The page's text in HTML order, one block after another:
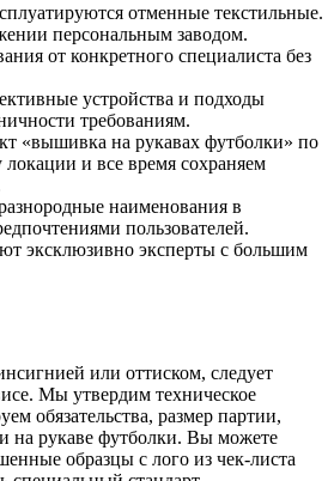
отменные текстильные.
персональным заводом.
от конкретного специалиста без
устройства и подходы
требованиям.
«вышивка на рукавах футболки» по
локации и все время сохраняем
наименования в
пользователей.
эксклюзивно эксперты с большим
или оттиском, следует
Мы утвердим техническое
обязательства, размер партии,
на рукаве футболки. Вы можете
образцы с лого из чек-листа